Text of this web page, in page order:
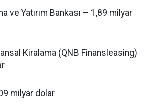
ve Yatırım Bankası – 1,89 milyar
Kiralama (QNB Finansleasing)
milyar dolar